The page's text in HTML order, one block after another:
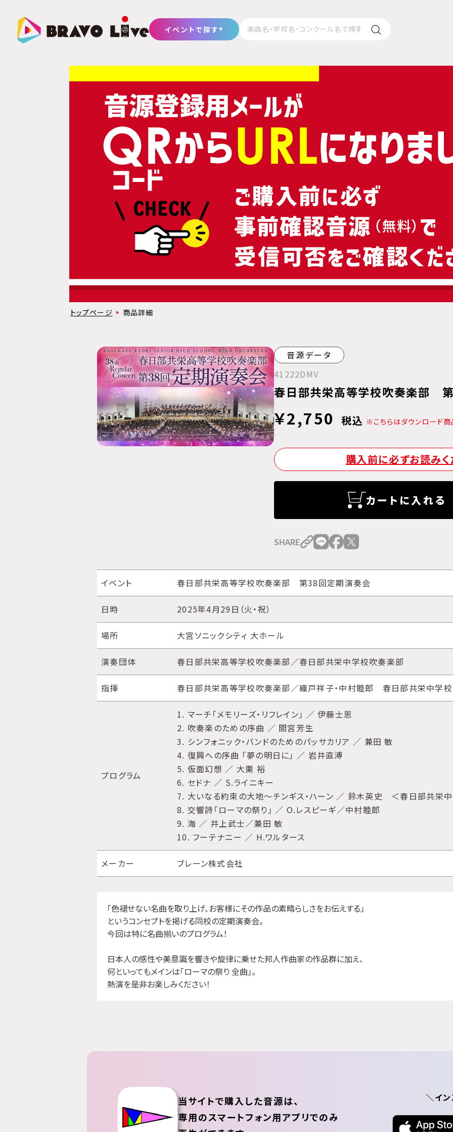
イベントで探す
トップページ 商品詳細
音源データ
41222DMV
春日部共栄高等学校吹奏楽部
￥2,750 税込 ※こちらはダウンロード
購入前に必ずお読み
カートに入れる
SHARE
イベント 春日部共栄高等学校吹奏楽部 第38回定期演奏会
日時 2025年4月29日（火・祝）
場所 大宮ソニックシティ 大ホール
演奏団体 春日部共栄高等学校吹奏楽部／春日部共栄中学校吹奏楽部
指揮 春日部共栄高等学校吹奏楽部／織戸祥子・中村睦郎 春日部共栄中学
プログラム
1. マーチ「メモリーズ・リフレイン」 ／ 伊藤士恩
2. 吹奏楽のための序曲 ／ 間宮芳生
3. シンフォニック・バンドのためのパッサカリア ／ 兼田 敏
4. 復興への序曲 「夢の明日に」 ／ 岩井直溥
5. 仮面幻想 ／ 大栗 裕
6. セドナ ／ S.ライニキー
7. 大いなる約束の大地～チンギス・ハーン ／ 鈴木英史 ＜春日部共栄
8. 交響詩「ローマの祭り」 ／ O.レスピーギ／中村睦郎
9. 海 ／ 井上武士／兼田 敏
10. フーテナニー ／ H.ワルタース
メーカー ブレーン株式会社
「色褪せない名曲を取り上げ、お客様にその作品の素晴らしさをお伝えする」
というコンセプトを掲げる同校の定期演奏会。
今回は特に名曲揃いのプログラム！
日本人の感性や美意識を響きや旋律に乗せた邦人作曲家の作品群に加え、
何といってもメインは「ローマの祭り 全曲」。
熱演を是非お楽しみください！
当サイトで購入した音源は、
専用のスマートフォン用アプリでのみ
＼イ